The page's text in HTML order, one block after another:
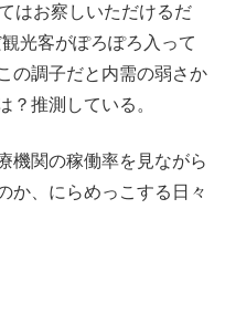
はお察しいただけるだ
光客がぽろぽろ入って
の調子だと内需の弱さか
？推測している。
機関の稼働率を見ながら
か、にらめっこする日々